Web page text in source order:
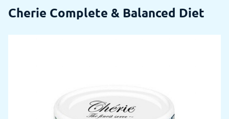
Cherie Complete & Balanced Diet